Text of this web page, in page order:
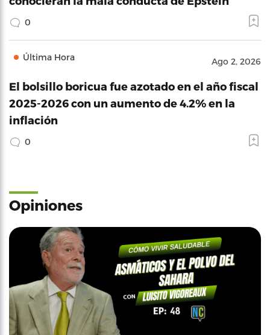
0
Última Hora Ago 2, 2026
El bolsillo boricua fue azotado en el año fiscal
2025-2026 con un aumento de 4.2% en la
inflación
0
Opiniones